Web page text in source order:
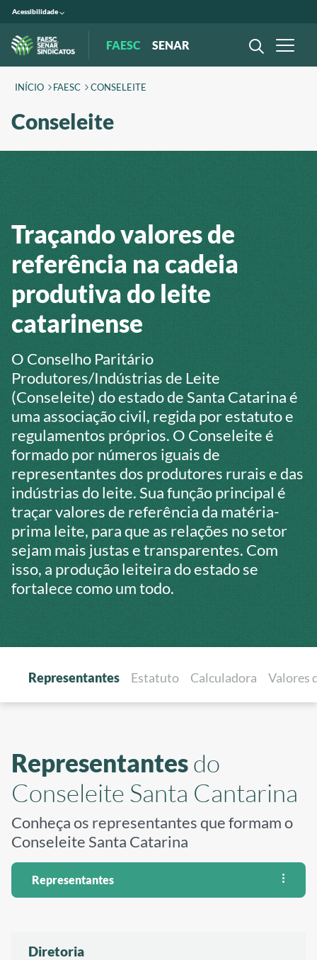
Acessibilidade
FAESC SENAR
INÍCIO FAESC CONSELEITE
Conseleite
Traçando valores de
referência na cadeia
produtiva do leite
catarinense
O Conselho Paritário
Produtores/Indústrias de Leite
(Conseleite) do estado de Santa Catarina é
uma associação civil, regida por estatuto e
regulamentos próprios. O Conseleite é
formado por números iguais de
representantes dos produtores rurais e das
indústrias do leite. Sua função principal é
traçar valores de referência da matéria-
prima leite, para que as relações no setor
sejam mais justas e transparentes. Com
isso, a produção leiteira do estado se
fortalece como um todo.
Representantes Estatuto Calculadora Valores
Representantesdo
Conseleite Santa Cantarina
Conheça os representantes que formam o
Conseleite Santa Catarina
Representantes
Diretoria